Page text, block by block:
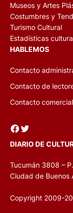
Museos y Artes
Costumbres y
Turismo Cultural
Estadísticas
HABLEMOS
Contacto
Contacto de
Contacto comercial
Facebook Twitter
DIARIO DE
Tucumán 3808 –
Ciudad de Buenos
Copyright 2009-